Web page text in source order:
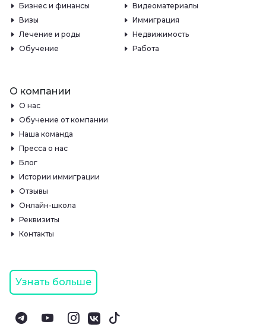
Бизнес и финансы
Видеоматериалы
Визы
Иммиграция
Лечение и роды
Недвижимость
Обучение
Работа
О компании
О нас
Обучение от компании
Наша команда
Пресса о нас
Блог
Истории иммиграции
Отзывы
Онлайн-школа
Реквизиты
Контакты
Узнать больше